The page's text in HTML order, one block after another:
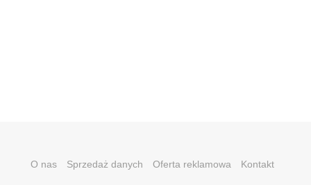
O nas Sprzedaż danych Oferta reklamowa Kontakt